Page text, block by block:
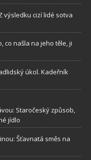
výsledku cizí lidé sotva
co našla na jeho těle, ji
úkol. Kadeřník
Staročeský způsob,
jídlo
Šťavnatá směs na